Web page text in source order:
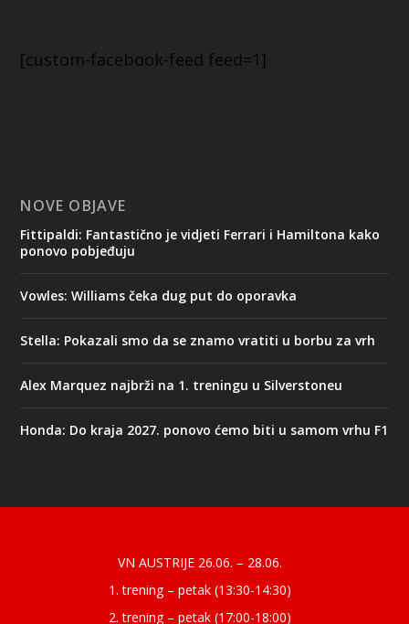
[custom-facebook-feed feed=1]
NOVE OBJAVE
Fittipaldi: Fantastično je vidjeti Ferrari i Hamiltona kako
ponovo pobjeđuju
Vowles: Williams čeka dug put do oporavka
Stella: Pokazali smo da se znamo vratiti u borbu za vrh
Alex Marquez najbrži na 1. treningu u Silverstoneu
Honda: Do kraja 2027. ponovo ćemo biti u samom vrhu F1
VN AUSTRIJE 26.06. – 28.06.
1. trening – petak (13:30-14:30)
2. trening – petak (17:00-18:00)